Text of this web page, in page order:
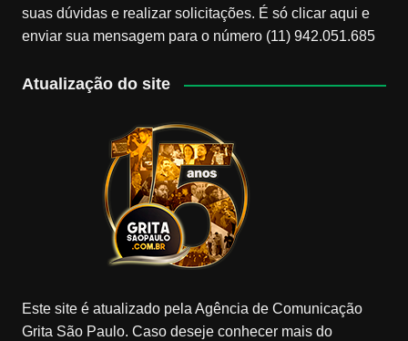
suas dúvidas e realizar solicitações. É só clicar aqui e
enviar sua mensagem para o número (11) 942.051.685
Atualização do site
Este site é atualizado pela Agência de Comunicação
Grita São Paulo. Caso deseje conhecer mais do